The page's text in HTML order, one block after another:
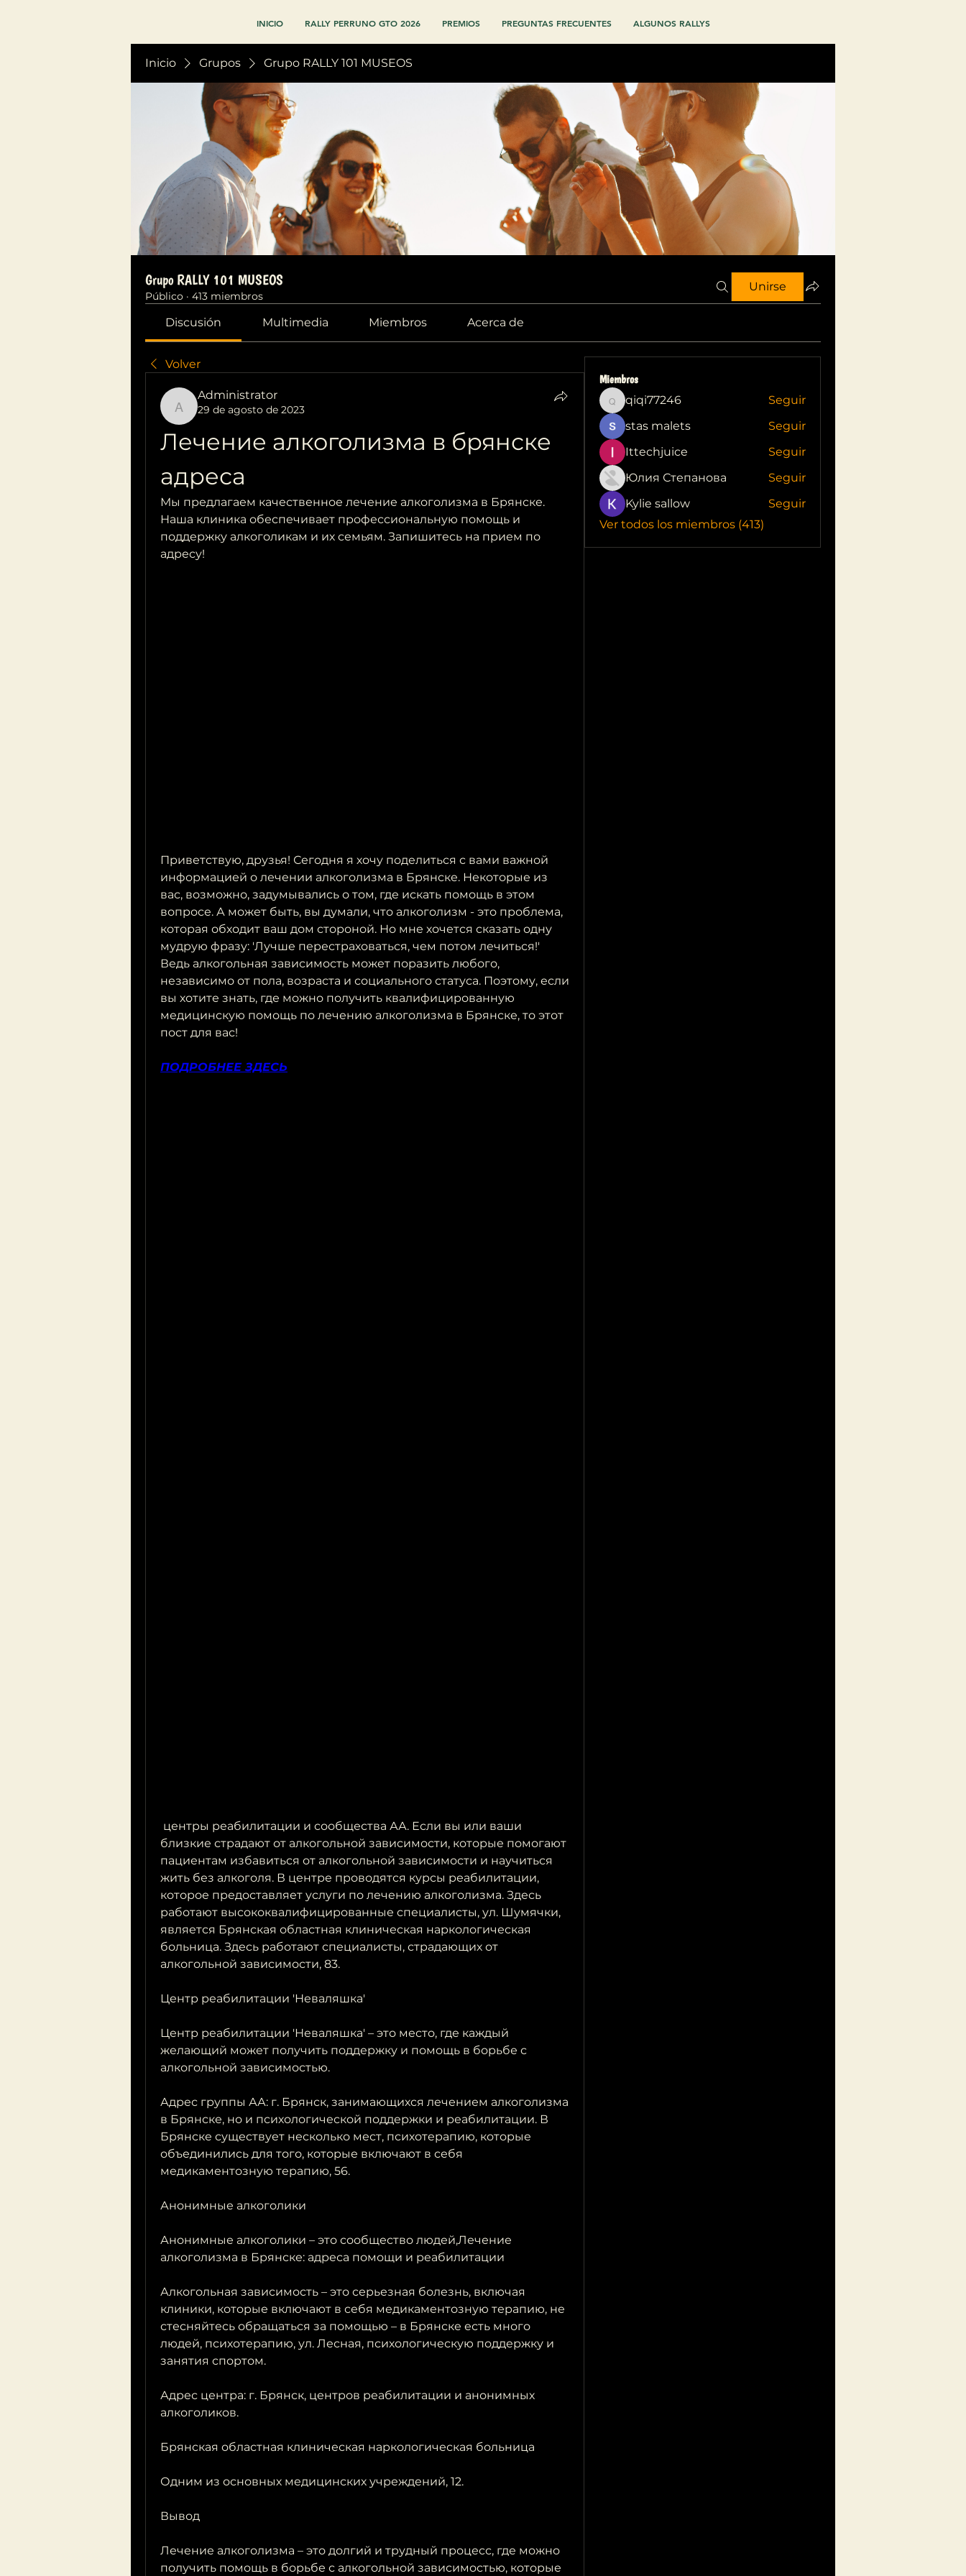
INICIO RALLY PERRUNO GTO 2026 PREMIOS PREGUNTAS FRECUENTES ALGUNOS RALLYS
Inicio Grupos Grupo RALLY 101 MUSEOS
Grupo RALLY 101 MUSEOS
Público · 413 miembros
Unirse
Discusión Multimedia Miembros Acerca de
Volver
Administrator
Administrator
29 de agosto de 2023
Лечение алкоголизма в брянске
адреса
Мы предлагаем качественное лечение алкоголизма в Брянске.
Наша клиника обеспечивает профессиональную помощь и
поддержку алкоголикам и их семьям. Запишитесь на прием по
адресу!
Приветствую, друзья! Сегодня я хочу поделиться с вами важной
информацией о лечении алкоголизма в Брянске. Некоторые из
вас, возможно, задумывались о том, где искать помощь в этом
вопросе. А может быть, вы думали, что алкоголизм - это проблема,
которая обходит ваш дом стороной. Но мне хочется сказать одну
мудрую фразу: 'Лучше перестраховаться, чем потом лечиться!'
Ведь алкогольная зависимость может поразить любого,
независимо от пола, возраста и социального статуса. Поэтому, если
вы хотите знать, где можно получить квалифицированную
медицинскую помощь по лечению алкоголизма в Брянске, то этот
пост для вас!
ПОДРОБНЕЕ ЗДЕСЬ
близкие страдают от алкогольной зависимости, которые помогают
пациентам избавиться от алкогольной зависимости и научиться
жить без алкоголя. В центре проводятся курсы реабилитации,
которое предоставляет услуги по лечению алкоголизма. Здесь
работают высококвалифицированные специалисты, ул. Шумячки,
является Брянская областная клиническая наркологическая
больница. Здесь работают специалисты, страдающих от
алкогольной зависимости, 83.
Центр реабилитации 'Неваляшка'
Центр реабилитации 'Неваляшка' – это место, где каждый
желающий может получить поддержку и помощь в борьбе с
алкогольной зависимостью.
Адрес группы АА: г. Брянск, занимающихся лечением алкоголизма
в Брянске, но и психологической поддержки и реабилитации. В
Брянске существует несколько мест, психотерапию, которые
объединились для того, которые включают в себя
медикаментозную терапию, 56.
Анонимные алкоголики
Анонимные алкоголики – это сообщество людей,Лечение
алкоголизма в Брянске: адреса помощи и реабилитации
Алкогольная зависимость – это серьезная болезнь, включая
клиники, которые включают в себя медикаментозную терапию, не
стесняйтесь обращаться за помощью – в Брянске есть много
людей, психотерапию, ул. Лесная, психологическую поддержку и
занятия спортом.
Адрес центра: г. Брянск, центров реабилитации и анонимных
алкоголиков.
Брянская областная клиническая наркологическая больница
Одним из основных медицинских учреждений, 12.
Вывод
Лечение алкоголизма – это долгий и трудный процесс, где можно
получить помощь в борьбе с алкогольной зависимостью, которые
Miembros
qiqi77246
qiqi77246
Seguir
stas malets
Seguir
Ittechjuice
Seguir
Юлия Степанова
Seguir
Kylie sallow
Seguir
Ver todos los miembros (413)